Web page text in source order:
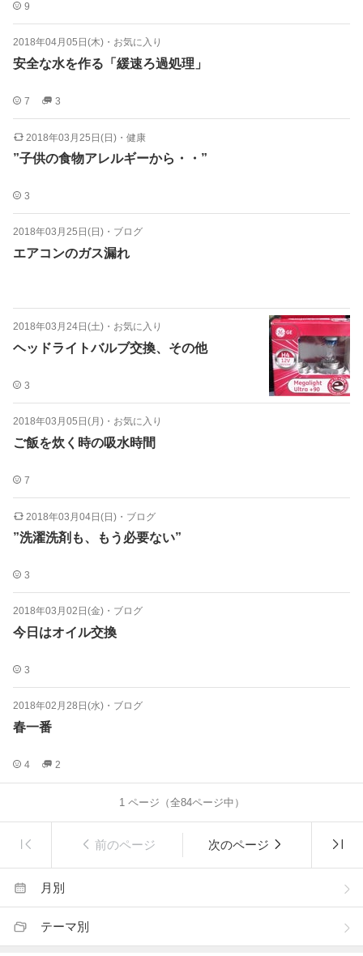
9
2018年04月05日(木) ・ お気に入り
安全な水を作る「緩速ろ過処理」
7 3
2018年03月25日(日) ・ 健康
”子供の食物アレルギーから・・”
3
2018年03月25日(日) ・ ブログ
エアコンのガス漏れ
2018年03月24日(土) ・ お気に入り
ヘッドライトバルブ交換、その他
3
2018年03月05日(月) ・ お気に入り
ご飯を炊く時の吸水時間
7
2018年03月04日(日) ・ ブログ
”洗濯洗剤も、もう必要ない”
3
2018年03月02日(金) ・ ブログ
今日はオイル交換
3
2018年02月28日(水) ・ ブログ
春一番
4 2
1ページ（全84ページ中）
前のページ 次のページ
月別
テーマ別